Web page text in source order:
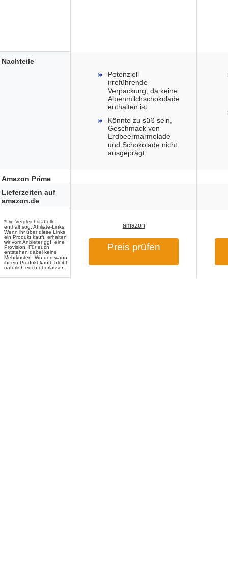
Potenziell
irreführende
Verpackung, da keine
Alpenmilchschokolade
enthalten ist
Könnte zu süß sein,
Geschmack von
Erdbeermarmelade
und Schokolade nicht
ausgeprägt
amazon
Preis prüfen
Nachteile
Amazon Prime
Lieferzeiten auf
amazon.de
*Die Vergleichstabelle
enthält sog. Affiliate-Links.
Wenn ihr über diese Links
ein Produkt kauft, erhalten
wir vom Anbieter ggf. eine
Provision. Für euch
entstehen dabei keine
Mehrkosten. Wo und wann
ihr ein Produkt kauft, bleibt
natürlich euch überlassen.